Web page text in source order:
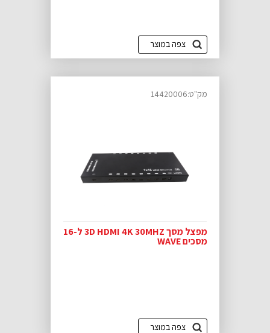
צפה במוצר
מפצל מסך 3D HDMI 4K 30MHZ ל-16
מסכים WAVE
צפה במוצר
מק"ט:14420006